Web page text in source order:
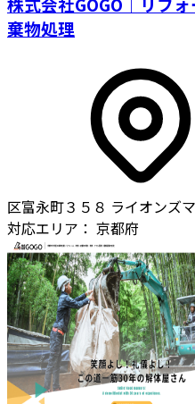
棄物処理
区富永町３５８ ライオンズ
対応エリア： 京都府